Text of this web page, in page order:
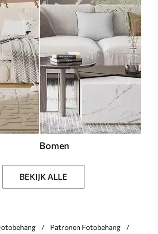
Bomen
BEKIJK ALLE
Patronen Fotobehang